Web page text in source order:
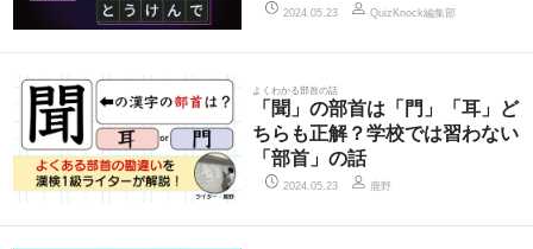
2024.05.23 QuizKnock編集部
よくわかる部首の話
「聞」の部首は「門」「耳」ど
ちらも正解？学校では習わない
「部首」の話
2024.05.23 鹿野